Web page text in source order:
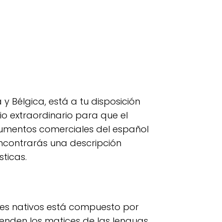
Bélgica, está a tu disposición
extraordinario para que el
comerciales del español
una descripción
nativos está compuesto por